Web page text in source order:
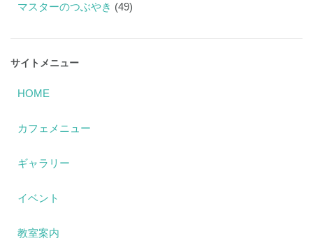
マスターのつぶやき (49)
サイトメニュー
HOME
カフェメニュー
ギャラリー
イベント
教室案内